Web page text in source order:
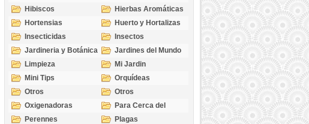
Hibiscos
Hierbas Aromáticas
Hortensias
Huerto y Hortalizas
Insecticidas
Insectos
Jardineria y Botánica
Jardines del Mundo
Limpieza
Mi Jardin
Mini Tips
Orquídeas
Otros
Otros
Oxigenadoras
Para Cerca del
Estanque
Perennes
Plagas